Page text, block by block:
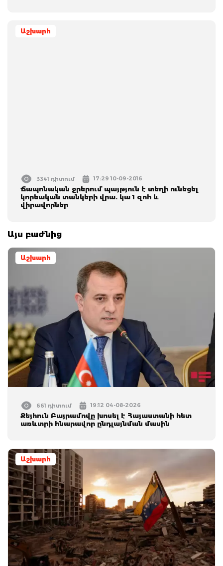
Աշխարհ
3341 դիտում 17:29 10-09-2016
Ճապոնական ջրերում պայթյուն է տեղի ունեցել
կորեական տանկերի վրա. կա 1 զոհ և
վիրավորներ
Այս բաժնից
Աշխարհ
661 դիտում 19:12 04-08-2026
Ջեյհուն Բայրամովը խոսել է Հայաստանի հետ
առևտրի հնարավոր ընդլայնման մասին
Աշխարհ